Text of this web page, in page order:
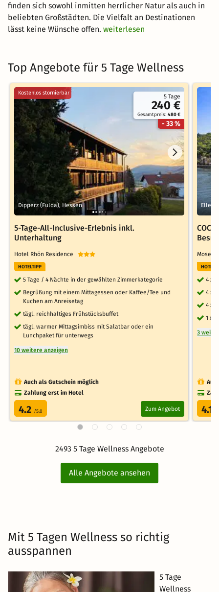
finden sich sowohl inmitten herrlicher Natur als auch in
beliebten Großstädten. Die Vielfalt an Destinationen
lässt keine Wünsche offen. weiterlesen
Top Angebote für 5 Tage Wellness
5 Tage
240 €
Gesamtpreis:480 €
- 33 %
Kostenlos stornierbar
Dipperz (Fulda), Hessen
5-Tage-All-Inclusive-Erlebnis inkl.
Unterhaltung
Hotel Rhön Residence
HOTELTIPP
5 Tage / 4 Nächte in der gewählten Zimmerkategorie
Begrüßung mit einem Mittagessen oder Kaffee/Tee und
Kuchen am Anreisetag
tägl. reichhaltiges Frühstücksbuffet
tägl. warmer Mittagsimbiss mit Salatbar oder ein
Lunchpaket für unterwegs
10 weitere anzeigen
Auch als Gutschein möglich
Zahlung erst im Hotel
4.2 /5.0 Zum Angebot
4 x
4 x
4 x
1 x
3
4.1
2493 5 Tage Wellness Angebote
Alle Angebote ansehen
Mit 5 Tagen Wellness so richtig
ausspannen
5 Tage
Wellness